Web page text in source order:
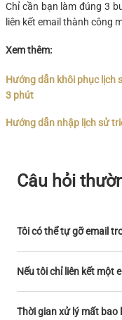
Chỉ cần bạn làm đúng 3
liên kết email thành công
Xem thêm:
Hướng dẫn khôi phục lịch
3 phút
Hướng dẫn nhập lịch sử
Câu hỏi
Tôi có thể tự gỡ email
Nếu tôi chỉ liên kết một
Thời gian xử lý mất bao